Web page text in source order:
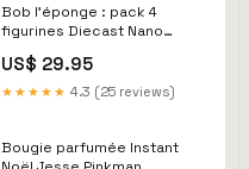
Bob l'éponge : pack 4
figurines Diecast Nano
Trooper
US$ 29.95
★★★★★ 4.3 (25 reviews)
Bougie parfumée Instant